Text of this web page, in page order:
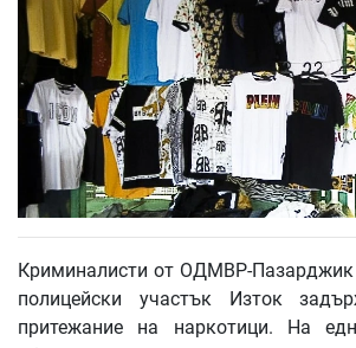
Криминалисти от ОДМВР-Пазарджик
полицейски участък Изток
притежание на наркотици. На